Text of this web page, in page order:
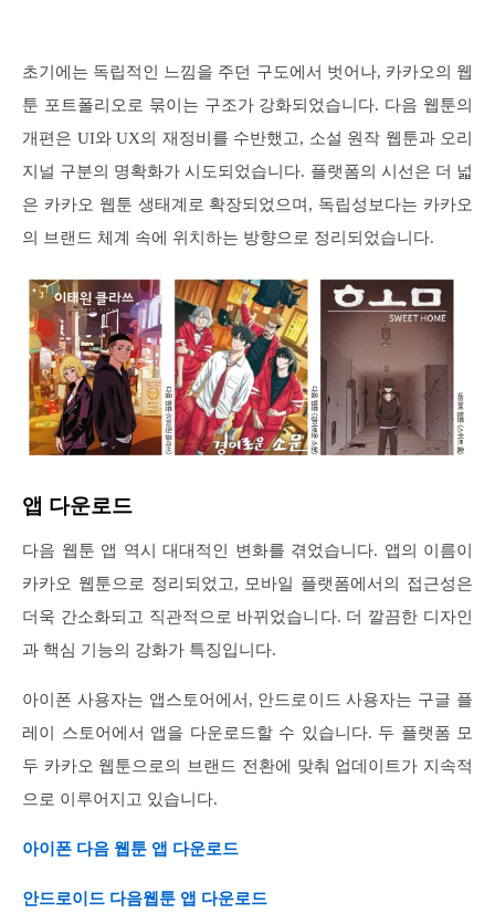
초기에는 독립적인 느낌을 주던 구도에서 벗어나, 카카오의 웹
툰 포트폴리오로 묶이는 구조가 강화되었습니다. 다음 웹툰의
개편은 UI와 UX의 재정비를 수반했고, 소설 원작 웹툰과 오리
지널 구분의 명확화가 시도되었습니다. 플랫폼의 시선은 더 넓
은 카카오 웹툰 생태계로 확장되었으며, 독립성보다는 카카오
의 브랜드 체계 속에 위치하는 방향으로 정리되었습니다.
앱 다운로드
다음 웹툰 앱 역시 대대적인 변화를 겪었습니다. 앱의 이름이
카카오 웹툰으로 정리되었고, 모바일 플랫폼에서의 접근성은
더욱 간소화되고 직관적으로 바뀌었습니다. 더 깔끔한 디자인
과 핵심 기능의 강화가 특징입니다.
아이폰 사용자는 앱스토어에서, 안드로이드 사용자는 구글 플
레이 스토어에서 앱을 다운로드할 수 있습니다. 두 플랫폼 모
두 카카오 웹툰으로의 브랜드 전환에 맞춰 업데이트가 지속적
으로 이루어지고 있습니다.
아이폰 다음 웹툰 앱 다운로드
안드로이드 다음웹툰 앱 다운로드